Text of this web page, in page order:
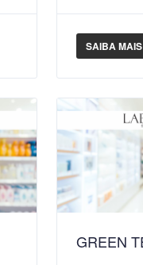
SAIBA MAIS
GREEN